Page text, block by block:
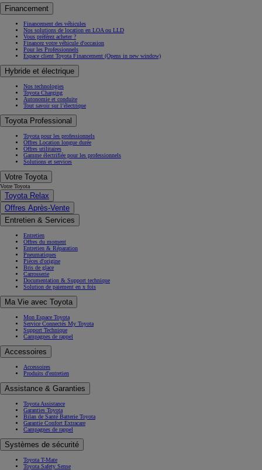
Financement
Financement des véhicules
Nos solutions de location en LOA ou LLD
Vous préférez acheter ?
Financez votre véhicule d'occasion
Pour les Professionnels
Espace client Toyota Financement (Opens in new window)
Hybride et électrique
Nos technologies
Toyota Charging
Autonomie et conduite
Tout savoir sur l’électrique
Toyota Professional
Toyota pour les professionnels
Offres Location longue durée
Offres utilitaires
Gamme électrifiée pour les professionnels
Solutions et services
Votre Toyota
Votre Toyota
Toyota Relax
Offres Après-Vente
Entretien & Services
Entretien
Offres du moment
Entretien & Réparation
Pneumatiques
Pièces d'origine
Bris de glace
Carrosserie
Documentation & Support technique
Solution de paiement en x fois
Ma Vie avec Toyota
Mon Espace Toyota
Service Connectés My Toyota
Support Technique
Campagnes de rappel
Accessoires
Accessoires
Produits d'entretien
Assistance & Garanties
Toyota Assistance
Garanties Toyota
Bilan de Santé Batterie Toyota
Garantie Confort Extracare
Campagnes de rappel
Systèmes de sécurité
Toyota T-Mate
Toyota Safety Sense